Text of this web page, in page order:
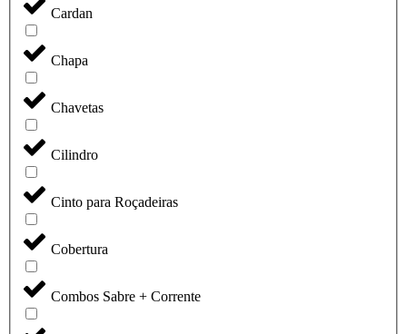
Cardan
Chapa
Chavetas
Cilindro
Cinto para Roçadeiras
Cobertura
Combos Sabre + Corrente